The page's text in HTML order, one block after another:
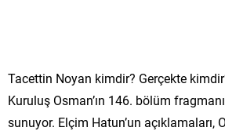
Tacettin Noyan kimdir? Gerçekte
Kuruluş Osman’ın 146. bölüm
sunuyor. Elçim Hatun’un açıklamaları,